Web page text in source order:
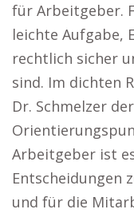
für Arbeitgeber.
leichte Aufgabe,
rechtlich sicher
sind. Im dichten
Dr. Schmelzer
Arbeitgeber ist
Entscheidungen
und für die